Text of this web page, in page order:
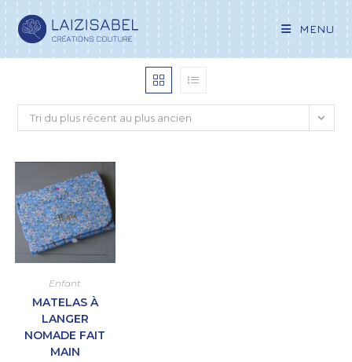
MENU
Tri du plus récent au plus ancien
Enfant
MATELAS À
LANGER
NOMADE FAIT
MAIN